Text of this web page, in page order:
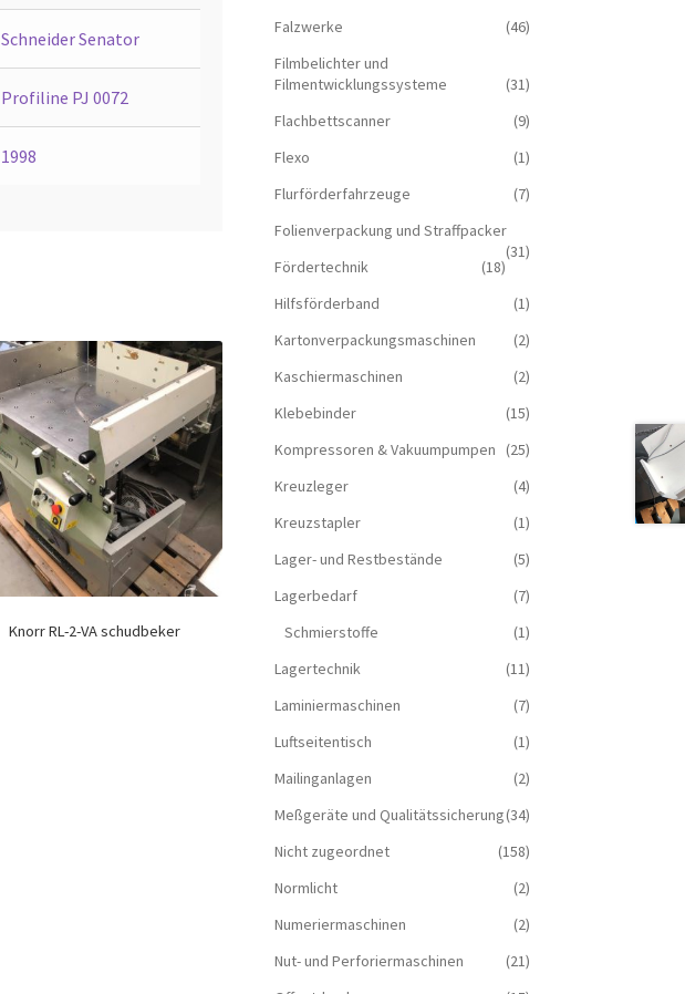
Schneider Senator
Profiline PJ 0072
1998
Knorr RL-2-VA schudbeker
Falzwerke
(46)
Filmbelichter und
Filmentwicklungssysteme
(31)
Flachbettscanner
(9)
Flexo
(1)
Flurförderfahrzeuge
(7)
Folienverpackung und Straffpacker
(31)
Fördertechnik
(18)
Hilfsförderband
(1)
Kartonverpackungsmaschinen
(2)
Kaschiermaschinen
(2)
Klebebinder
(15)
Kompressoren & Vakuum­pumpen
(25)
Kreuzleger
(4)
Kreuzstapler
(1)
Lager- und Restbestände
(5)
Lagerbedarf
(7)
Schmierstoffe
(1)
Lagertechnik
(11)
Laminiermaschinen
(7)
Luftseitentisch
(1)
Mailinganlagen
(2)
Meßgeräte und Qualitätssicherung(34)
Nicht zugeordnet
(158)
Normlicht
(2)
Numeriermaschinen
(2)
Nut- und Perforiermaschinen
(21)